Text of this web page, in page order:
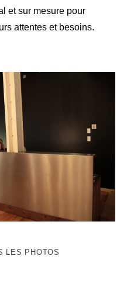
et sur mesure pour
attentes et besoins.
LES PHOTOS